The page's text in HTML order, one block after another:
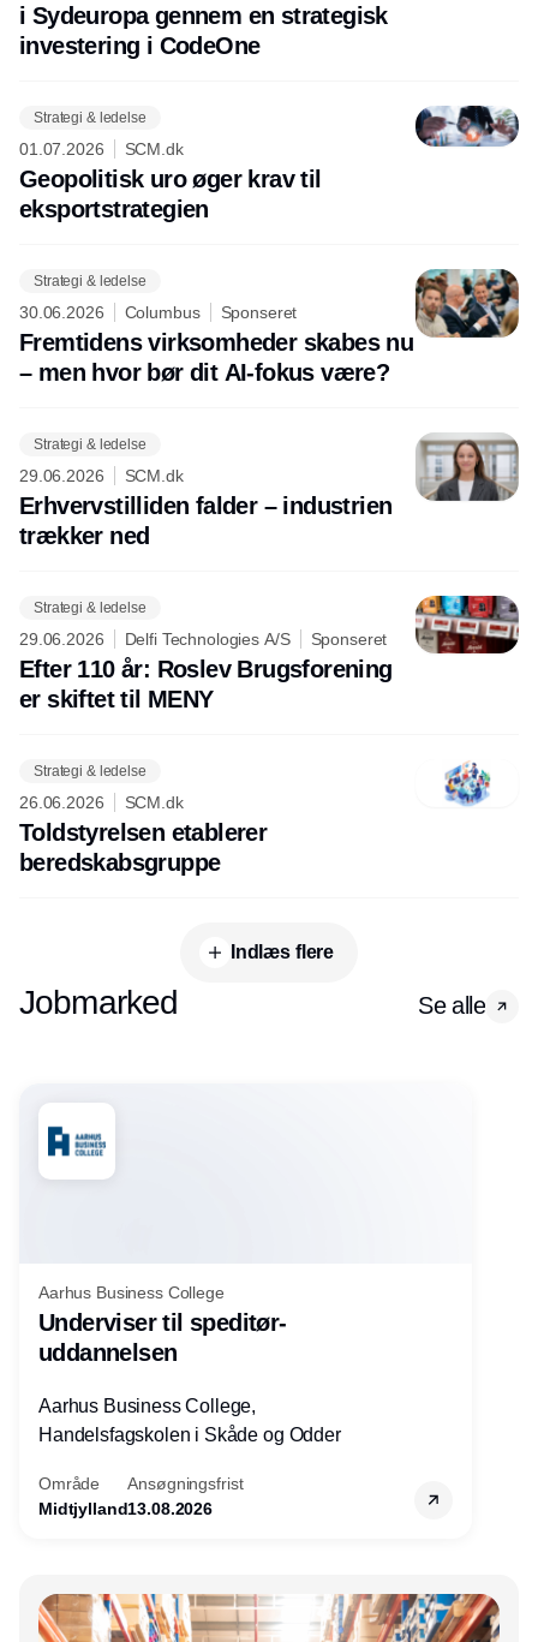
i Sydeuropa gennem en strategisk
investering i CodeOne
Strategi & ledelse
01.07.2026 SCM.dk
Geopolitisk uro øger krav til
eksportstrategien
Strategi & ledelse
30.06.2026 Columbus Sponseret
Fremtidens virksomheder skabes nu
– men hvor bør dit AI-fokus være?
Strategi & ledelse
29.06.2026 SCM.dk
Erhvervstilliden falder – industrien
trækker ned
Strategi & ledelse
29.06.2026 Delfi Technologies A/S Sponseret
Efter 110 år: Roslev Brugsforening
er skiftet til MENY
Strategi & ledelse
26.06.2026 SCM.dk
Toldstyrelsen etablerer
beredskabsgruppe
Indlæs flere
Jobmarked Se alle
Aarhus Business College
Underviser til speditør-
uddannelsen
Aarhus Business College,
Handelsfagskolen i Skåde og Odder
Område
Midtjylland
Ansøgningsfrist
13.08.2026
Annonce